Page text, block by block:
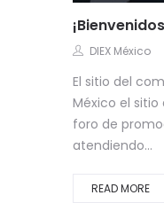
DIEX México
El sitio del
México el
foro de
atendiendo...
READ MORE